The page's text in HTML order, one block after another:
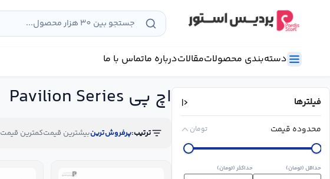
دسته‌بندی محصولاتمقالاتدرباره ماتماس با ما
فیلترها
محدوده قیمت تومان
حداقل (تومان) حداکثر (تومان)
اچ پی Pavilion Series
ترتیب:پرفروش‌ترینبیشترین قیمتکمترین قیمت